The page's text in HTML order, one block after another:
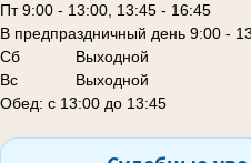
Пт 9:00 - 13:00, 13:45 - 16:45
В предпраздничный день 9:00 -
Сб
Выходной
Вс Выходной
Обед: с 13:00 до 13:45